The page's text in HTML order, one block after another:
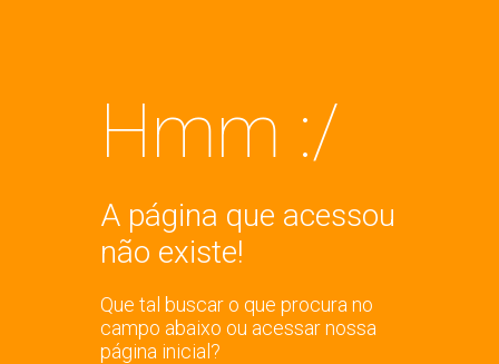
Hmm :/
A página que acessou
não existe!
Que tal buscar o que procura no
campo abaixo ou acessar nossa
página inicial?